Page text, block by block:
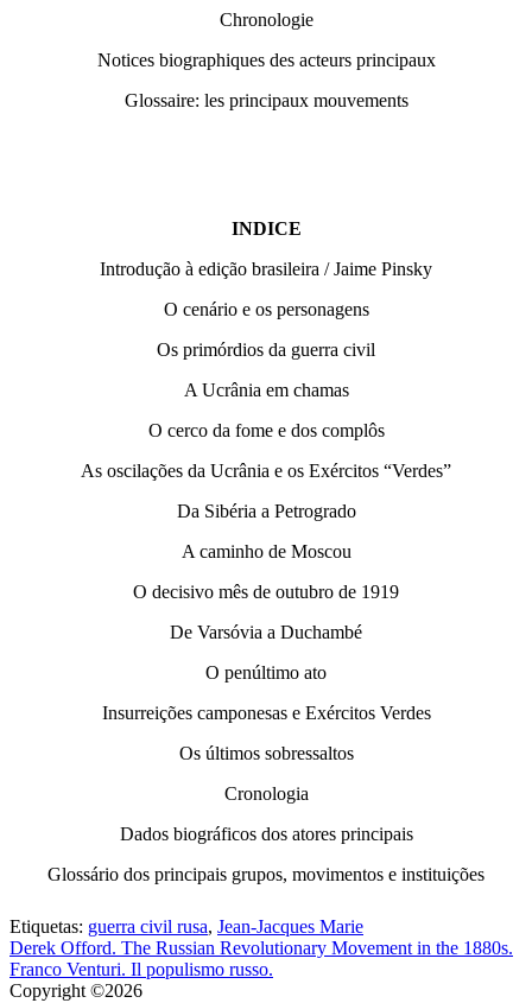
Chronologie
Notices biographiques des acteurs principaux
Glossaire: les principaux mouvements
INDICE
Introdução à edição brasileira / Jaime Pinsky
O cenário e os personagens
Os primórdios da guerra civil
A Ucrânia em chamas
O cerco da fome e dos complôs
As oscilações da Ucrânia e os Exércitos “Verdes”
Da Sibéria a Petrogrado
A caminho de Moscou
O decisivo mês de outubro de 1919
De Varsóvia a Duchambé
O penúltimo ato
Insurreições camponesas e Exércitos Verdes
Os últimos sobressaltos
Cronologia
Dados biográficos dos atores principais
Glossário dos principais grupos, movimentos e instituições
Etiquetas: guerra civil rusa, Jean-Jacques Marie
Derek Offord. The Russian Revolutionary Movement in the 1880s.
Franco Venturi. Il populismo russo.
Copyright ©2026